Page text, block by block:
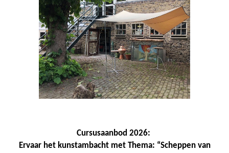
Cursusaanbod 2026:
Ervaar het kunstambacht met Thema: “Scheppen van